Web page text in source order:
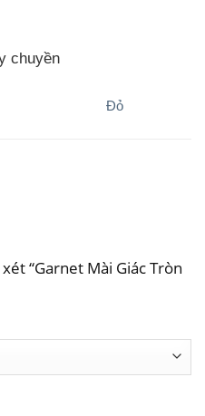
chuyền
Đỏ
“Garnet Mài Giác Tròn